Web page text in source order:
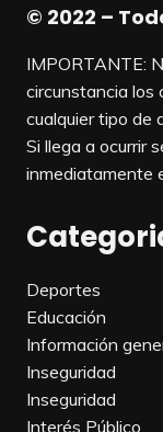
© 2022 –
IMPORTANTE:
circunstancia los
cualquier tipo de
Si llega a ocurrir
inmediatamente
Deportes
Educación
Información
Inseguridad
Inseguridad
Interés Público